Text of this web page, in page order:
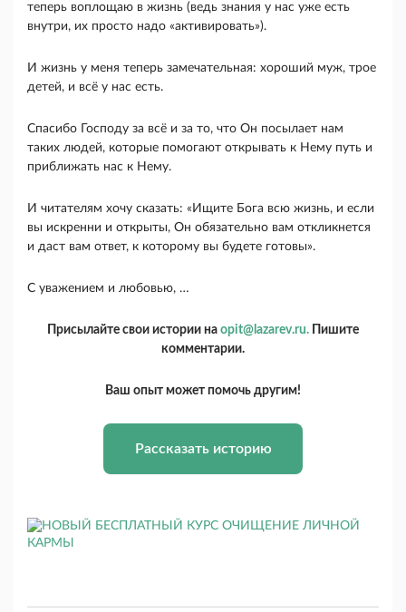
теперь воплощаю в жизнь (ведь знания у нас уже есть
внутри, их просто надо «активировать»).
И жизнь у меня теперь замечательная: хороший муж, трое
детей, и всё у нас есть.
Спасибо Господу за всё и за то, что Он посылает нам
таких людей, которые помогают открывать к Нему путь и
приближать нас к Нему.
И читателям хочу сказать: «Ищите Бога всю жизнь, и если
вы искренни и открыты, Он обязательно вам откликнется
и даст вам ответ, к которому вы будете готовы».
С уважением и любовью, …
Присылайте свои истории на opit@lazarev.ru. Пишите
комментарии.
Ваш опыт может помочь другим!
Рассказать историю